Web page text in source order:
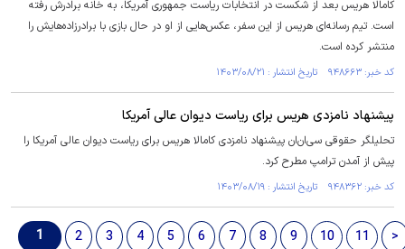
کامالا هریس بعد از شکست در انتخابات ریاست جمهوری آمریکا، به خانه برادرش رفته
است. تیم رسانه‌ای هریس از این سفر، عکس‌هایی از او در حال بازی با برادرزاده‌هایش را
منتشر کرده است.
کد خبر: ۹۴۸۶۶۳ تاریخ انتشار : ۱۴۰۳/۰۸/۲۱
پیشنهاد نامزدی هریس برای ریاست دیوان عالی آمریکا
تحلیلگر حقوقی سی‌ان‌ان پیشنهاد نامزدی کامالا هریس برای ریاست‌ دیوان عالی آمریکا را
پیش از آمدن ترامپ مطرح کرد.
کد خبر: ۹۴۸۳۶۲ تاریخ انتشار : ۱۴۰۳/۰۸/۱۹
1 2 3 4 5 6 7 8 9 10 11 >